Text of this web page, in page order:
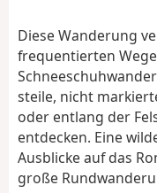
Diese Wanderung
frequentierten
steile, nicht
oder entlang der
entdecken. Eine
Ausblicke auf das
große